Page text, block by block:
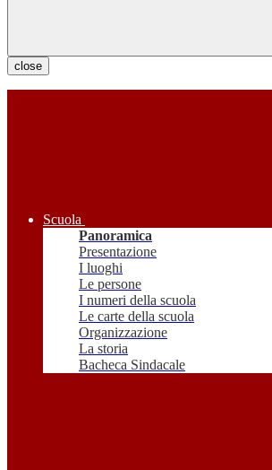
close
Scuola
Panoramica
Presentazione
I luoghi
Le persone
I numeri della scuola
Le carte della scuola
Organizzazione
La storia
Bacheca Sindacale